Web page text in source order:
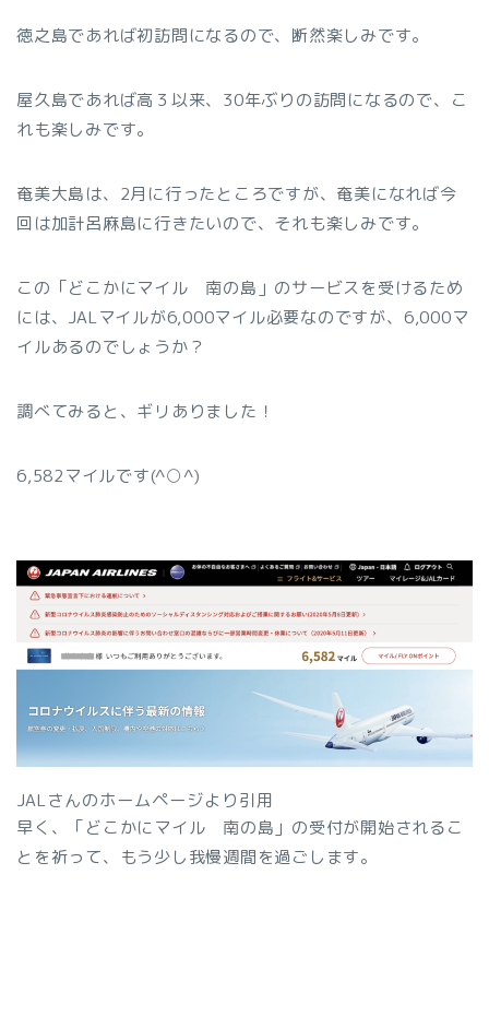
徳之島であれば初訪問になるので、断然楽しみです。
屋久島であれば高３以来、30年ぶりの訪問になるので、こ
れも楽しみです。
奄美大島は、2月に行ったところですが、奄美になれば今
回は加計呂麻島に行きたいので、それも楽しみです。
この「どこかにマイル 南の島」のサービスを受けるため
には、JALマイルが6,000マイル必要なのですが、6,000マ
イルあるのでしょうか？
調べてみると、ギリありました！
6,582マイルです(^○^)
JALさんのホームページより引用
早く、「どこかにマイル 南の島」の受付が開始されるこ
とを祈って、もう少し我慢週間を過ごします。